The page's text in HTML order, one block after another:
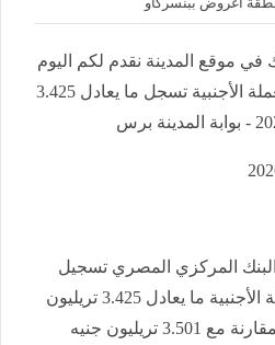
في موقع المدينة نقدم لكم اليوم
البنك المركزي: الودائع بالعملة الأجنبية تسجل ما يعادل 3.425
المركزي المصري تسجيل
إجمالي ودائع البنوك بالعملة الأجنبية ما يعادل 3.425 تريليون
جنيه بنهاية مايو الماضي، مقارنة مع 3.501 تريليون جنيه